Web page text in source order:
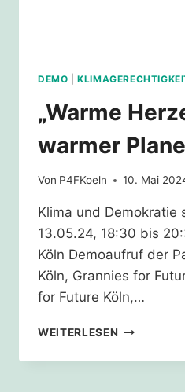
DEMO |
„Warme
warmer
Von P4FKoeln 10. Mai
Klima und Demokratie
13.05.24, 18:30 bis
Köln Demoaufruf der
Köln, Grannies for
for Future Köln,…
WEITERLESEN „WARME
STATT